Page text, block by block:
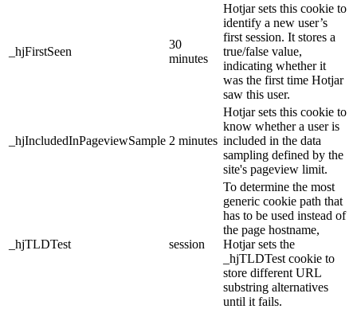
_hjFirstSeen
30
minutes
Hotjar sets this cookie to
identify a new user’s
first session. It stores a
true/false value,
indicating whether it
was the first time Hotjar
saw this user.
_hjIncludedInPageviewSample 2 minutes
Hotjar sets this cookie to
know whether a user is
included in the data
sampling defined by the
site's pageview limit.
_hjTLDTest session
To determine the most
generic cookie path that
has to be used instead of
the page hostname,
Hotjar sets the
_hjTLDTest cookie to
store different URL
substring alternatives
until it fails.